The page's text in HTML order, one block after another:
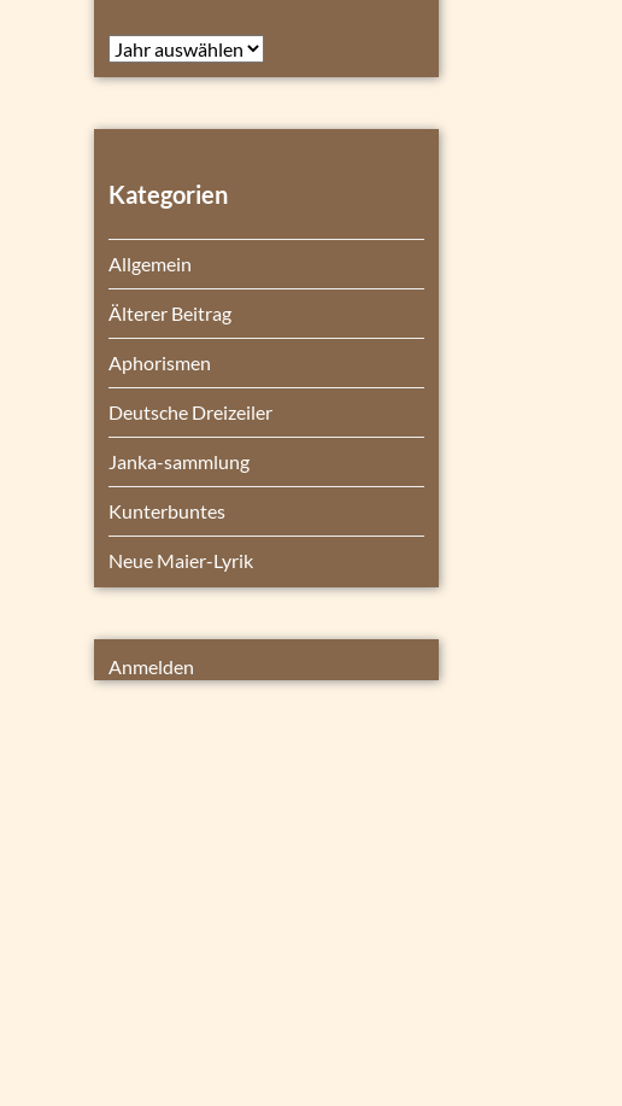
Archiv
Kategorien
Allgemein
Älterer Beitrag
Aphorismen
Deutsche Dreizeiler
Janka-sammlung
Kunterbuntes
Neue Maier-Lyrik
Anmelden